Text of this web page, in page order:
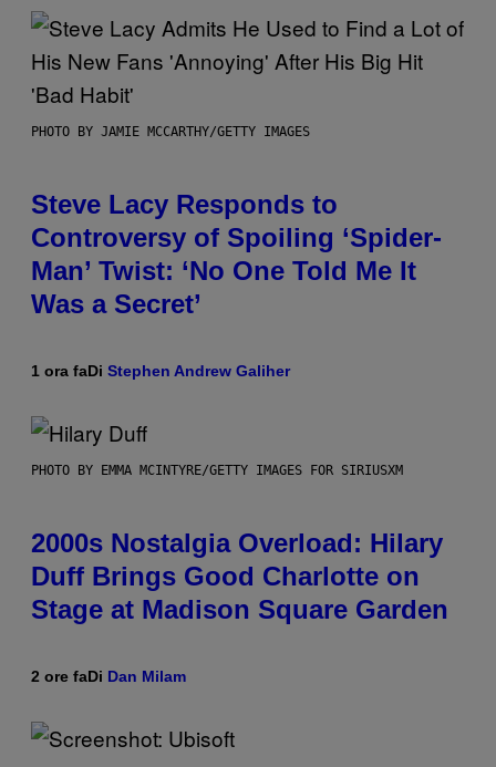
PHOTO BY JAMIE MCCARTHY/GETTY IMAGES
Steve Lacy Responds to
Controversy of Spoiling ‘Spider-
Man’ Twist: ‘No One Told Me It
Was a Secret’
1 ora faDi Stephen Andrew Galiher
PHOTO BY EMMA MCINTYRE/GETTY IMAGES FOR SIRIUSXM
2000s Nostalgia Overload: Hilary
Duff Brings Good Charlotte on
Stage at Madison Square Garden
2 ore faDi Dan Milam